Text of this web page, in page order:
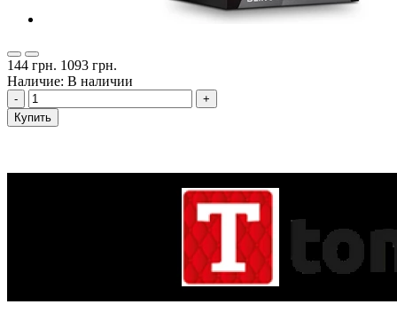
144 грн. 1093 грн.
Наличие: В наличии
-
+
Купить